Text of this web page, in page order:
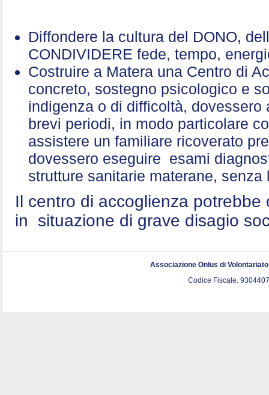
Diffondere la cultura del DONO,
CONDIVIDERE fede, tempo,
Costruire a Matera una Centro di
concreto, sostegno psicologico e
indigenza o di difficoltà,
brevi periodi, in modo particolare
assistere un familiare ricoverato
dovessero eseguire esami
strutture sanitarie materane,
Il centro di accoglienza
in situazione di grave disagio
Associazione Onlus di
Codice Fiscale.